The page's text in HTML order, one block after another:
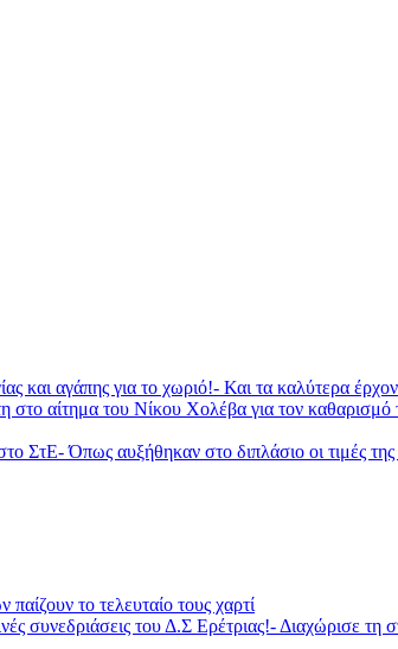
και αγάπης για το χωριό!- Και τα καλύτερα
αίτημα του Νίκου Χολέβα για τον
Όπως αυξήθηκαν στο διπλάσιο οι τιμές της
το τελευταίο τους χαρτί
συνεδριάσεις του Δ.Σ Ερέτριας!- Διαχώρισε